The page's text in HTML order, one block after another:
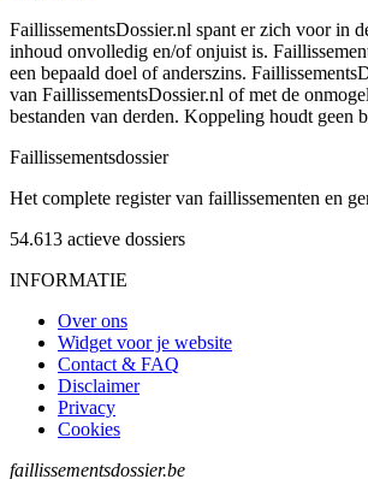
FaillissementsDossier.nl spant er zich voor in
inhoud onvolledig en/of onjuist is.
een bepaald doel of anderszins.
van FaillissementsDossier.nl of met de
bestanden van derden. Koppeling houdt geen
Faillissementsdossier
Het complete register van faillissementen en
54.613 actieve dossiers
INFORMATIE
Over ons
Widget voor je website
Contact & FAQ
Disclaimer
Privacy
Cookies
faillissementsdossier.be